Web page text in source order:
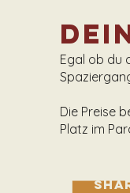
Egal ob du
Die Preise
Platz im